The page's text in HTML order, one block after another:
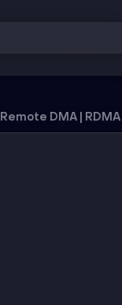
Remote DMA | RDMA